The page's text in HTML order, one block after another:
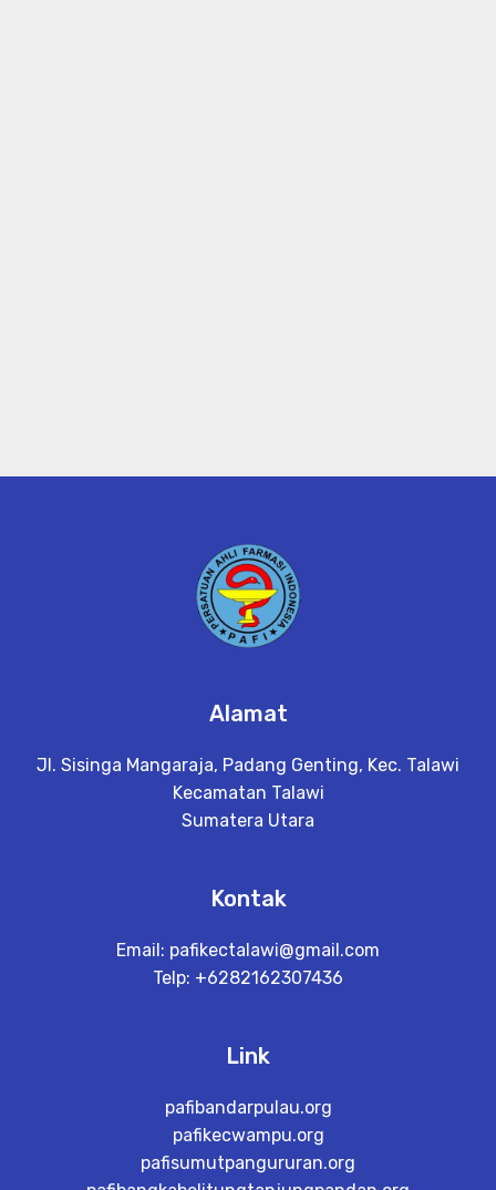
Alamat
Jl. Sisinga Mangaraja, Padang Genting, Kec. Talawi
Kecamatan Talawi
Sumatera Utara
Kontak
Email: pafikectalawi@gmail.com
Telp: +6282162307436
Link
pafibandarpulau.org
pafikecwampu.org
pafisumutpangururan.org